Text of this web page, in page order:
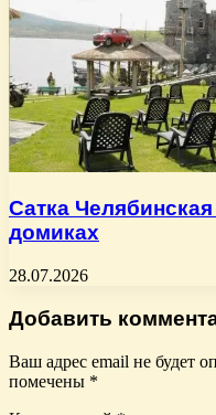
Сатка
домиках
28.07.2026
Добавить
Ваш адрес email не будет
помечены *